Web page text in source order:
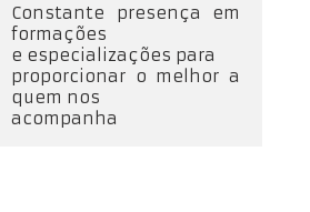
Constante presença em
formações
e especializações para
proporcionar o melhor a
quem nos
acompanha